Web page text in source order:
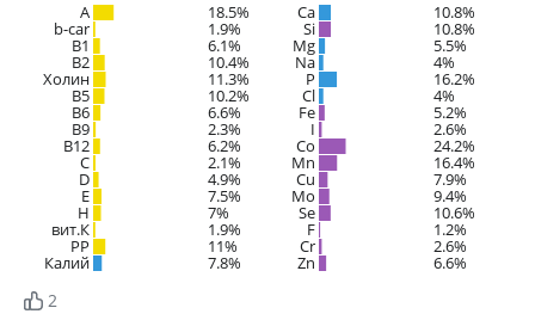
A
18.5%
b-car 1.9%
В1 6.1%
B2 10.4%
Холин 11.3%
B5 10.2%
B6 6.6%
B9 2.3%
B12 6.2%
C 2.1%
D 4.9%
E 7.5%
H 7%
вит.К 1.9%
PP 11%
Калий 7.8%
Ca 10.8%
Si 10.8%
Mg 5.5%
Na 4%
P 16.2%
Cl 4%
Fe 5.2%
I 2.6%
Co 24.2%
Mn 16.4%
Cu 7.9%
Mo 9.4%
Se 10.6%
F 1.2%
Cr 2.6%
Zn 6.6%
2